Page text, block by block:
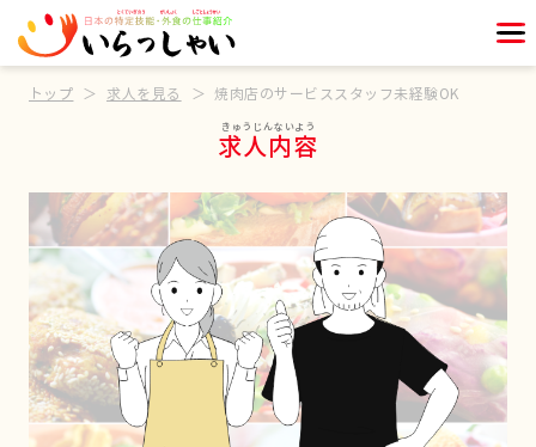
トップ 求人を見る 焼肉店のサービススタッフ未経験OK
求人内容